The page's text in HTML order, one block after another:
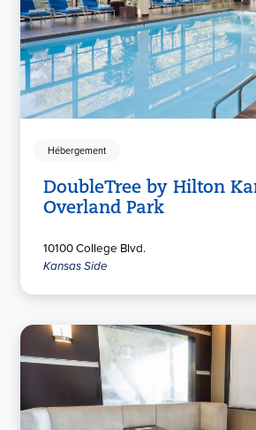
Hébergement
DoubleTree by Hilton
Overland Park
10100 College Blvd.
Kansas Side